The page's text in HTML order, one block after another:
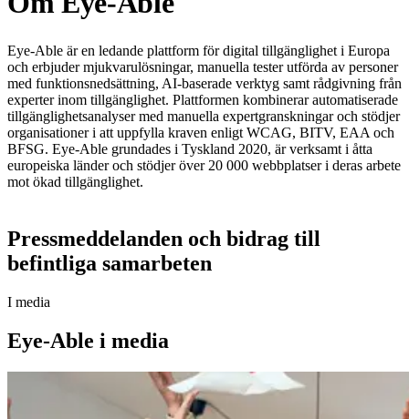
Eye-Able är en ledande plattform för digital tillgänglighet i Europa
och erbjuder mjukvarulösningar, manuella tester utförda av personer
med funktionsnedsättning, AI-baserade verktyg samt rådgivning från
experter inom tillgänglighet. Plattformen kombinerar automatiserade
tillgänglighetsanalyser med manuella expertgranskningar och stödjer
organisationer i att uppfylla kraven enligt WCAG, BITV, EAA och
BFSG. Eye-Able grundades i Tyskland 2020, är verksamt i åtta
europeiska länder och stödjer över 20 000 webbplatser i deras arbete
mot ökad tillgänglighet.
Pressmeddelanden och bidrag till
befintliga samarbeten
I media
Eye-Able i media